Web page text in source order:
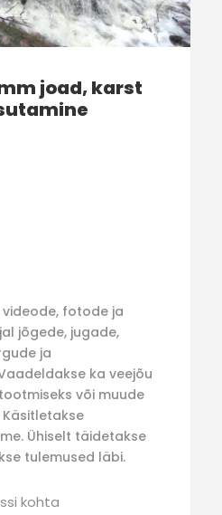
joad, karst
fotode ja
jõgede, jugade,
ja
ka veejõu
või muude
Ühiselt täidetakse
tulemused läbi.
kohta